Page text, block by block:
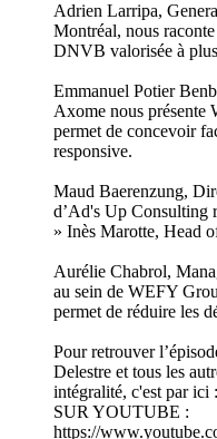
Adrien Larripa,
Montréal, nous
DNVB valorisée à
Emmanuel Potier
Axome nous présente
permet de concevoir
responsive.
Maud Baerenzung,
d’Ad's Up Consulting
» Inès Marotte, Head
Aurélie Chabrol,
au sein de WEFY
permet de réduire les
Pour retrouver
Delestre et tous les
intégralité, c'est par ici :
SUR YOUTUBE :
https://